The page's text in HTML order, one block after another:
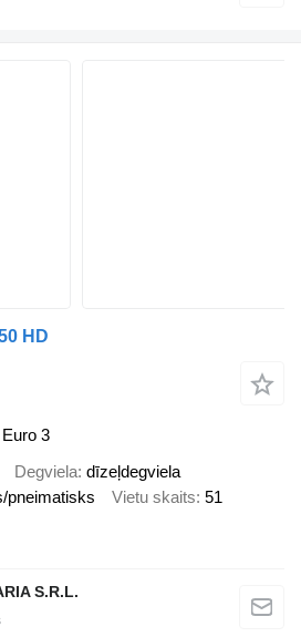
HD
Euro 3
Degviela dīzeļdegviela
pneimatisks Vietu skaits 51
S.R.L.